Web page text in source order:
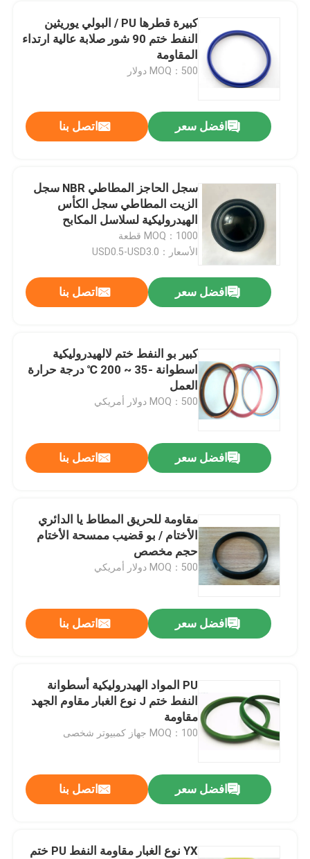
كبيرة قطرها PU / البولي يوريثين
النفط ختم 90 شور صلابة عالية ارتداء
المقاومة
MOQ：500 دولار
افضل سعر اتصل بنا
سجل الحاجز المطاطي NBR سجل
الزيت المطاطي سجل الكأس
الهيدروليكية لسلاسل المكابح
الرئيسية
MOQ：1000 قطعة
الأسعار：USD0.5-USD3.0
افضل سعر اتصل بنا
كبير بو النفط ختم لالهيدروليكية
اسطوانة -35 ~ 200 ℃ درجة حرارة
العمل
MOQ：500 دولار أمريكي
افضل سعر اتصل بنا
مقاومة للحريق المطاط يا الدائري
الأختام / بو قضيب ممسحة الأختام
حجم مخصص
MOQ：500 دولار أمريكي
افضل سعر اتصل بنا
PU المواد الهيدروليكية أسطوانة
النفط ختم J نوع الغبار مقاوم الجهد
مقاومة
MOQ：100 جهاز كمبيوتر شخصى
افضل سعر اتصل بنا
YX نوع الغبار مقاومة النفط PU ختم